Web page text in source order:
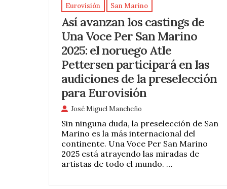
Eurovisión San Marino
Así avanzan los castings de
Una Voce Per San Marino
2025: el noruego Atle
Pettersen participará en las
audiciones de la preselección
para Eurovisión
José Miguel Mancheño
Sin ninguna duda, la preselección de San
Marino es la más internacional del
continente. Una Voce Per San Marino
2025 está atrayendo las miradas de
artistas de todo el mundo. …